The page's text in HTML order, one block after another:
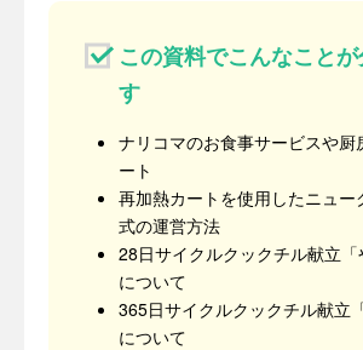
この資料でこんなこと
す
ナリコマのお食事サービスや厨
ート
再加熱カートを使用したニュー
式の運営方法
28日サイクルクックチル献立「
について
365日サイクルクックチル献立
について